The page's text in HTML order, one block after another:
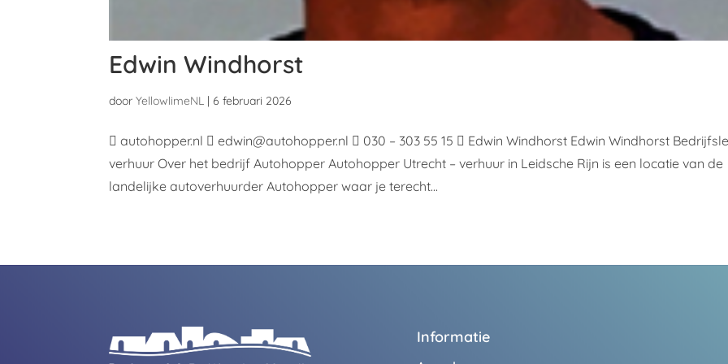
Edwin Windhorst
doorYellowlimeNL |6 februari 2026
 autohopper.nl  edwin@autohopper.nl  030 – 303 55 15  Edwin Windhorst Edwin Windhorst
verhuur Over het bedrijf Autohopper Autohopper Utrecht – verhuur in Leidsche Rijn is een locatie van de
landelijke autoverhuurder Autohopper waar je terecht...
Informatie